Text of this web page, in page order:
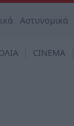
Αστυνομικά
CINEMA